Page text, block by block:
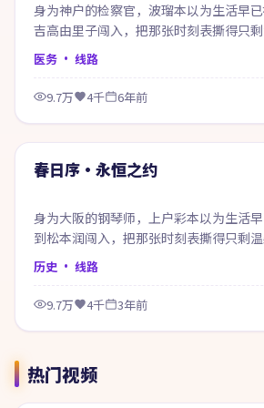
身为神户的检察官，波瑠本以为生活早
吉高由里子闯入，把那张时刻表撕得只剩
医务 · 线路
9.7万 4千 6年前
精选
春日序·永恒之约
身为大阪的钢琴师，上户彩本以为生活
到松本润闯入，把那张时刻表撕得只剩温
历史 · 线路
9.7万 4千 3年前
热门视频